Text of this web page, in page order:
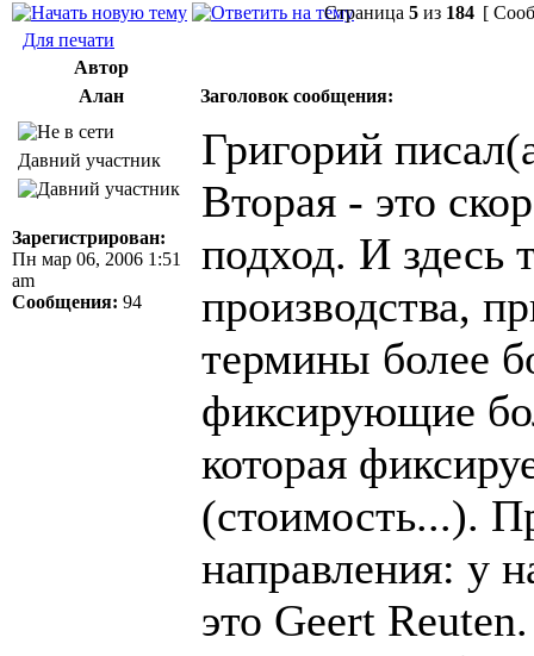
Страница 5 из 184 [
Для печати
Автор
Алан
Заголовок сообщения:
Давний участник
Зарегистрирован:
Пн мар 06, 2006 1:51
am
Сообщения: 94
Григорий
Вторая - это
подход. И здесь
производства,
термины более
фиксирующие
которая
(стоимость...).
направления: у
это Geert